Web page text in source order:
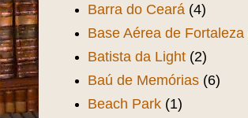
Barra do Ceará (4)
Base Aérea de Fortaleza
Batista da Light (2)
Baú de Memórias (6)
Beach Park (1)